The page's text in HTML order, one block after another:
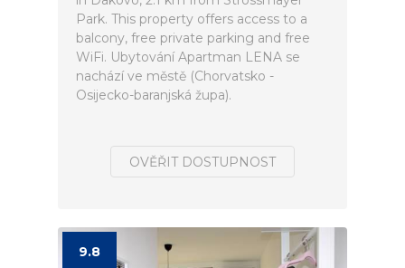
Park. This property offers access to a
balcony, free private parking and free
WiFi. Ubytování Apartman LENA se
nachází ve městě (Chorvatsko -
Osijecko-baranjská župa).
OVĚŘIT DOSTUPNOST
9.8